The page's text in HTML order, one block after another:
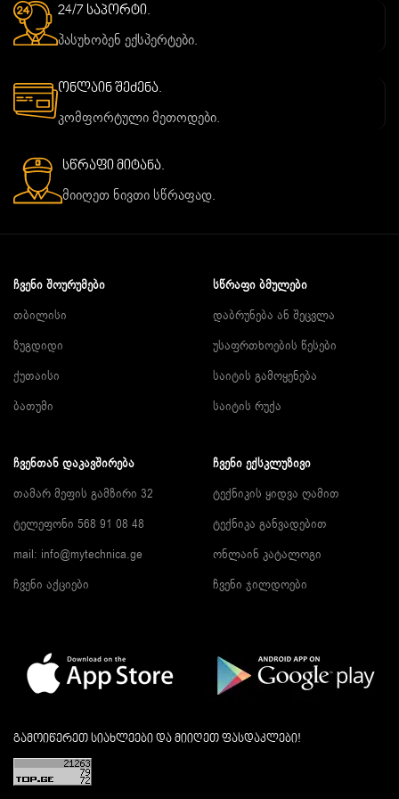
24/7 საპორტი.
პასუხობენ ექსპერტები.
ონლაინ შეძენა.
კომფორტული მეთოდები.
სწრაფი მიტანა.
მიიღეთ ნივთი სწრაფად.
ᲩᲕᲔᲜᲘ ᲨᲝᲣᲠᲣᲛᲔᲑᲘ
თბილისი
ზუგდიდი
ქუთაისი
ბათუმი
ᲡᲬᲠᲐᲤᲘ ᲑᲛᲣᲚᲔᲑᲘ
დაბრუნება ან შეცვლა
უსაფრთხოების წესები
საიტის გამოყენება
საიტის რუქა
ᲩᲕᲔᲜᲗᲐᲜ ᲓᲐᲙᲐᲕᲨᲘᲠᲔᲑᲐ
თამარ მეფის გამზირი 32
ტელეფონი 568 91 08 48
mail: info@mytechnica.ge
ჩვენი აქციები
ᲩᲕᲔᲜᲘ ᲔᲥᲡᲙᲚᲣᲖᲘᲕᲘ
ტექნიკის ყიდვა ღამით
ტექნიკა განვადებით
ონლაინ კატალოგი
ჩვენი ჯილდოები
გამოიწერეთ სიახლეები და მიიღეთ ფასდაკლები!